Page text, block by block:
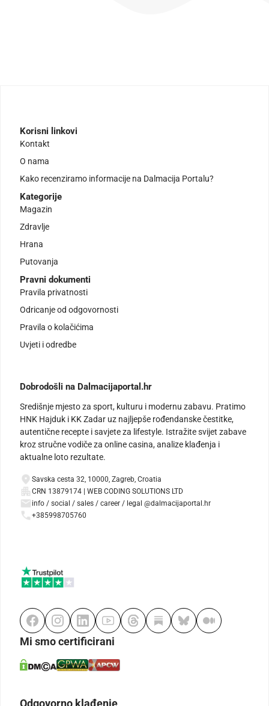
Korisni linkovi
Kontakt
O nama
Kako recenziramo informacije na Dalmacija Portalu?
Kategorije
Magazin
Zdravlje
Hrana
Putovanja
Pravni dokumenti
Pravila privatnosti
Odricanje od odgovornosti
Pravila o kolačićima
Uvjeti i odredbe
Dobrodošli na Dalmacijaportal.hr
Središnje mjesto za sport, kulturu i modernu zabavu. Pratimo
HNK Hajduk i KK Zadar uz najljepše rođendanske čestitke,
autentične recepte i savjete za lifestyle. Istražite svijet zabave
kroz stručne vodiče za online casina, analize klađenja i
aktualne loto rezultate.
Savska cesta 32, 10000, Zagreb, Croatia
CRN 13879174 | WEB CODING SOLUTIONS LTD
info / social / sales / career / legal @dalmacijaportal.hr
+385998705760
Mi smo certificirani
Odgovorno klađenje